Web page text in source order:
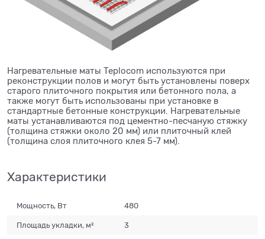
Нагревательные маты Teplocom используются при
реконструкции полов и могут быть установлены поверх
старого плиточного покрытия или бетонного пола, а
также могут быть использованы при установке в
стандартные бетонные конструкции. Нагревательные
маты устанавливаются под цементно-песчаную стяжку
(толщина стяжки около 20 мм) или плиточный клей
(толщина слоя плиточного клея 5-7 мм).
Характеристики
Мощность, Вт 480
Площадь укладки, м² 3